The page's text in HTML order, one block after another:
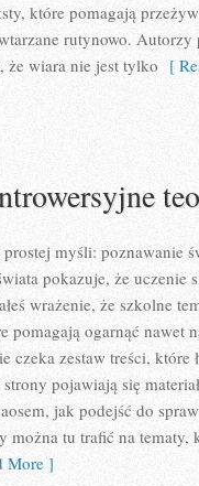
które pomagają
rutynowo.
że wiara nie jest tylko [
prostej myśli: poznawanie
pokazuje, że uczenie
wrażenie, że szkolne
pomagają ogarnąć nawet
czeka zestaw treści, które
pojawiają się
jak podejść do
można tu trafić na
More ]